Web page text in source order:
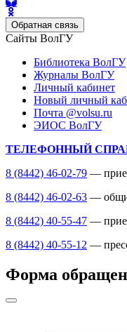
Обратная связь
Сайты ВолГУ
Библиотека ВолГУ
Журналы ВолГУ
Личный кабинет
Новый личный
Почта @volsu.ru
ЭИОС ВолГУ
ТЕЛЕФОННЫЙ
8 (8442) 46-02-79 —
8 (8442) 46-02-63 —
8 (8442) 40-55-47 —
8 (8442) 40-55-12 —
Форма